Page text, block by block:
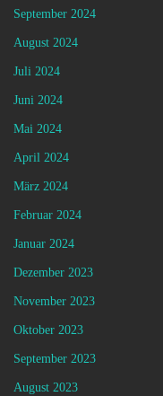
September 2024
August 2024
Juli 2024
Juni 2024
Mai 2024
April 2024
März 2024
Februar 2024
Januar 2024
Dezember 2023
November 2023
Oktober 2023
September 2023
August 2023